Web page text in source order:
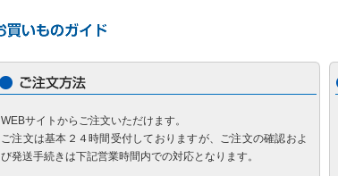
WEBサイトからご注文いただけます。
ご注文は基本２４時間受付しておりますが、ご注文の確認およ
び発送手続きは下記営業時間内での対応となります。